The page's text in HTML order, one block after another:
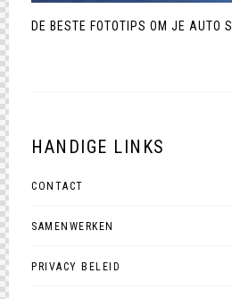
DE BESTE FOTOTIPS OM JE AUTO
HANDIGE LINKS
CONTACT
SAMENWERKEN
PRIVACY BELEID